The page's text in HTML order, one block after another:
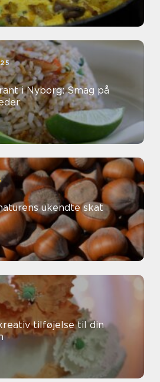
i Nyborg: Smag på
ukendte skat
tilføjelse til din